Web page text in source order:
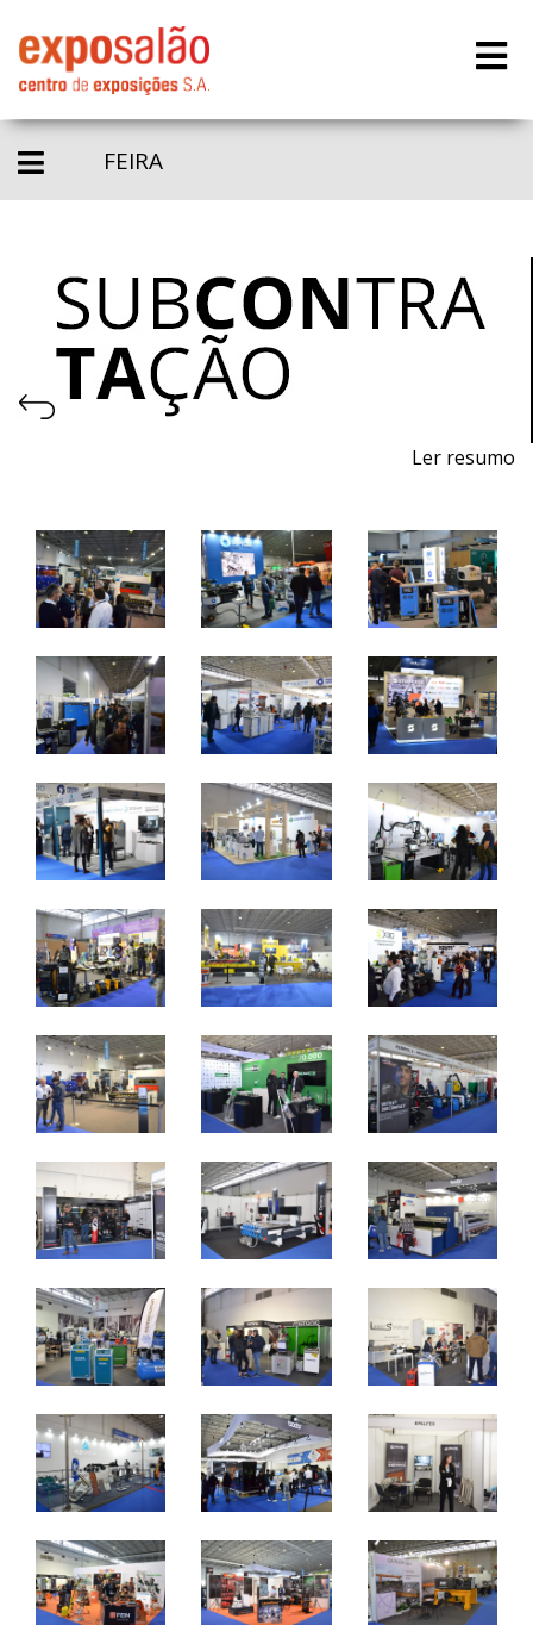
FEIRA
Ler resumo
2 a 4 de novembro 2023 - EXPOSALÃO - Batalha
quinta a sábado - 10h / 19h